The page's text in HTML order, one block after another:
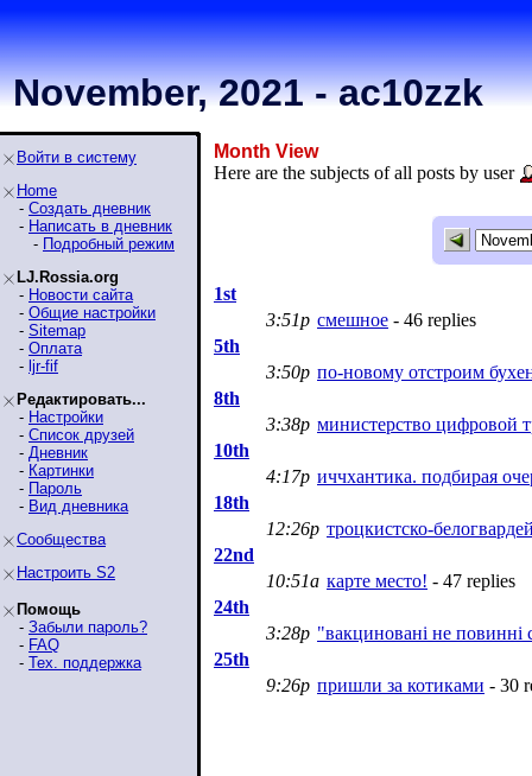
November, 2021 - ac10zzk
Войти в систему
Home
- Создать дневник
- Написать в дневник
- Подробный режим
LJ.Rossia.org
- Новости сайта
- Общие настройки
- Sitemap
- Оплата
- ljr-fif
Редактировать...
- Настройки
- Список друзей
- Дневник
- Картинки
- Пароль
- Вид дневника
Сообщества
Настроить S2
Помощь
- Забыли пароль?
- FAQ
- Тех. поддержка
Month View
Here are the subjects of all posts by user
1st
3:51p смешное - 46 replies
5th
3:50p по-новому отстроим
8th
3:38p министерство цифровой
10th
4:17p иччхантика. подбирая
18th
12:26p троцкистско-
22nd
10:51a карте место! - 47 replies
24th
3:28p "вакциновані не повинні
25th
9:26p пришли за котиками - 30